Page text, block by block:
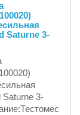
Saturne 3-
Saturne 3-